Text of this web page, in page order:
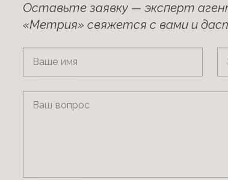
Оставьте заявку — эксперт
«Метрия» свяжется с вами и
Ваше имя
Ваш вопрос